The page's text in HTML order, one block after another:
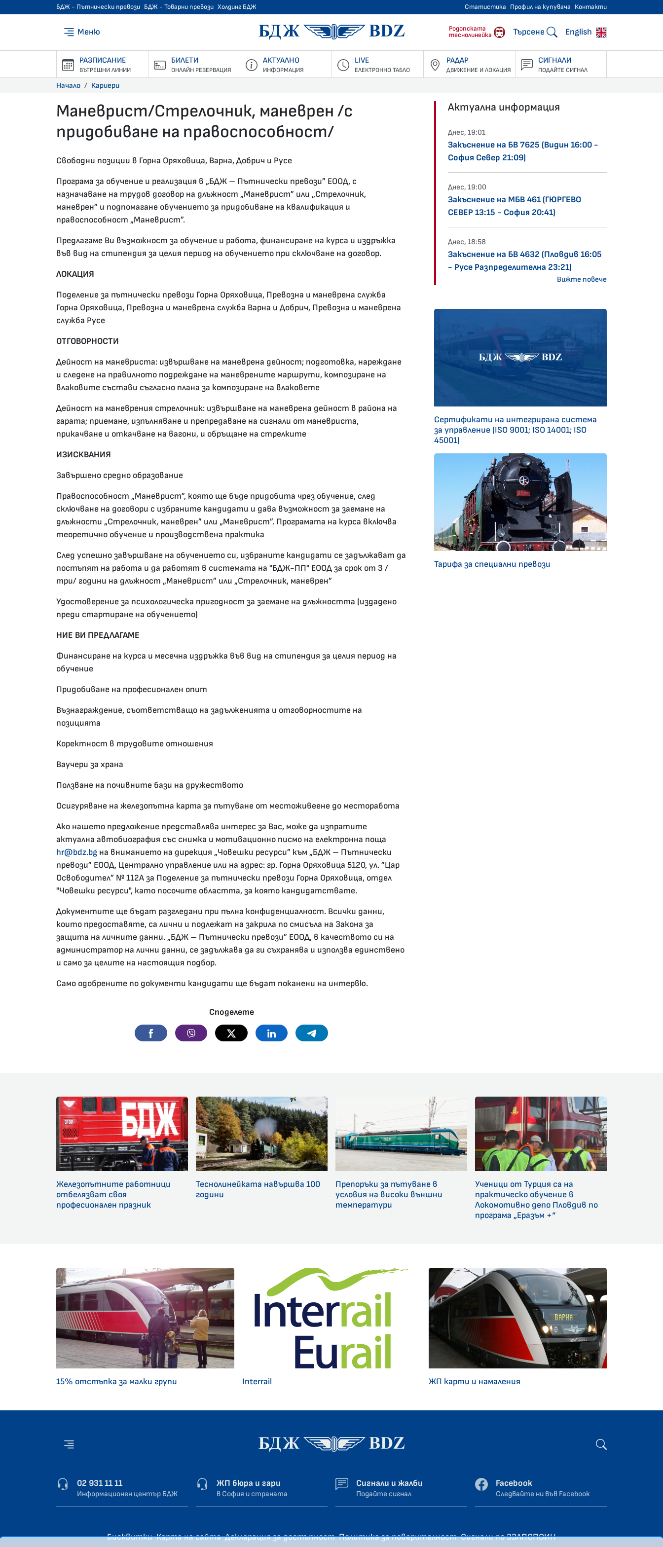
БДЖ - Пътнически превози БДЖ - Товарни превози Холдинг БДЖ Статистика Профил на купувача Контакти
Меню БДЖ - Пътнически превози
Родопската
теснолинейка
Търсене English
РАЗПИСАНИЕ
ВЪТРЕШНИ ЛИНИИ
БИЛЕТИ
ОНЛАЙН РЕЗЕРВАЦИЯ
АКТУАЛНО
ИНФОРМАЦИЯ
LIVE
ЕЛЕКТРОННО ТАБЛО
РАДАР
ДВИЖЕНИЕ И ЛОКАЦИЯ
СИГНАЛИ
ПОДАЙТЕ СИГНАЛ
Начало Кариери
Маневрист/Стрелочник, маневрен /с
придобиване на правоспособност/
08.03.2022 •
Свободни позиции в Горна Оряховица, Варна, Добрич и Русе
Програма за обучение и реализация в „БДЖ – Пътнически превози” ЕООД, с
назначаване на трудов договор на длъжност „Маневрист” или „Стрелочник,
маневрен” и подпомагане обучението за придобиване на квалификация и
правоспособност „Маневрист”.
Предлагаме Ви възможност за обучение и работа, финансиране на курса и издръжка
във вид на стипендия за целия период на обучението при сключване на договор.
ЛОКАЦИЯ
Поделение за пътнически превози Горна Оряховица, Превозна и маневрена служба
Горна Оряховица, Превозна и маневрена служба Варна и Добрич, Превозна и маневрена
служба Русе
ОТГОВОРНОСТИ
Дейност на маневриста: извършване на маневрена дейност; подготовка, нареждане
и следене на правилното подреждане на маневрените маршрути, композиране на
влаковите състави съгласно плана за композиране на влаковете
Дейност на маневрения стрелочник: извършване на маневрена дейност в района на
гарата; приемане, изпълняване и препредаване на сигнали от маневриста,
прикачване и откачване на вагони, и обръщане на стрелките
ИЗИСКВАНИЯ
Завършено средно образование
Правоспособност „Маневрист”, която ще бъде придобита чрез обучение, след
сключване на договори с избраните кандидати и дава възможност за заемане на
длъжности „Стрелочник, маневрен” или „Маневрист”. Програмата на курса включва
теоретично обучение и производствена практика
След успешно завършване на обучението си, избраните кандидати се задължават да
постъпят на работа и да работят в системата на "БДЖ-ПП" ЕООД за срок от 3 /
три/ години на длъжност „Маневрист” или „Стрелочник, маневрен”
Удостоверение за психологическа пригодност за заемане на длъжността (издадено
преди стартиране на обучението)
НИЕ ВИ ПРЕДЛАГАМЕ
Финансиране на курса и месечна издръжка във вид на стипендия за целия период на
обучение
Придобиване на професионален опит
Възнаграждение, съответстващо на задълженията и отговорностите на
позицията
Коректност в трудовите отношения
Ваучери за храна
Ползване на почивните бази на дружеството
Осигуряване на железопътна карта за пътуване от местоживеене до месторабота
Ако нашето предложение представлява интерес за Вас, може да изпратите
актуална автобиография със снимка и мотивационно писмо на електронна поща
hr@bdz.bg на вниманието на дирекция „Човешки ресурси” към „БДЖ – Пътнически
превози” ЕООД, Централно управление или на адрес: гр. Горна Оряховица 5120, ул. ”Цар
Освободител” № 112А за Поделение за пътнически превози Горна Оряховица, отдел
"Човешки ресурси", като посочите областта, за която кандидатствате.
Документите ще бъдат разгледани при пълна конфиденциалност. Всички данни,
които предоставяте, са лични и подлежат на закрила по смисъла на Закона за
защита на личните данни. „БДЖ – Пътнически превози” ЕООД, в качеството си на
администратор на лични данни, се задължава да ги съхранява и използва единствено
и само зa целите на настоящия подбор.
Само одобрените по документи кандидати ще бъдат поканени на интервю.
Споделете
Facebook Viber Twitter Linkedin Telegram
Актуална информация
Днес, 19:01
Закъснение на БВ 7625 (Видин 16:00 -
София Север 21:09)
Днес, 19:00
Закъснение на МБВ 461 (ГЮРГЕВО
СЕВЕР 13:15 - София 20:41)
Днес, 18:58
Закъснение на БВ 4632 (Пловдив 16:05
- Русе Разпределителна 23:21)
Вижте повече
Сертификати на интегрирана система
за управление (ISO 9001; ISO 14001; ISO
45001)
Тарифа за специални превози
Железопътните работници
отбелязват своя
професионален празник
Теснолинейката навършва 100
години
Препоръки за пътуване в
условия на високи външни
температури
Ученици от Турция са на
практическо обучение в
Локомотивно депо Пловдив по
програма „Еразъм +“
15% отстъпка за малки групи Interrail ЖП карти и намаления
02 931 11 11
Информационен център БДЖ
ЖП бюра и гари
в София и страната
Сигнали и жалби
Подайте сигнал
Facebook
Следвайте ни във Facebook
Бисквитки Карта на сайта Декларация за достъпност Политика за поверителност Сигнали по ЗЗЛПСПОИН